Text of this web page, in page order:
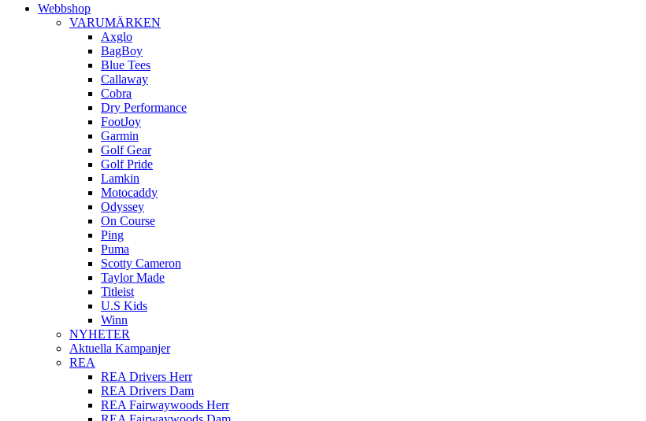
Webbshop
VARUMÄRKEN
Axglo
BagBoy
Blue Tees
Callaway
Cobra
Dry Performance
FootJoy
Garmin
Golf Gear
Golf Pride
Lamkin
Motocaddy
Odyssey
On Course
Ping
Puma
Scotty Cameron
Taylor Made
Titleist
U.S Kids
Winn
NYHETER
Aktuella Kampanjer
REA
REA Drivers Herr
REA Drivers Dam
REA Fairwaywoods Herr